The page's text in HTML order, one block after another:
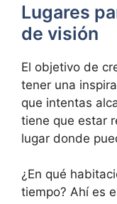
Lugares
de visión
El objetivo de
tener una
que intentas
tiene que estar
lugar donde
¿En qué
tiempo? Ahí es